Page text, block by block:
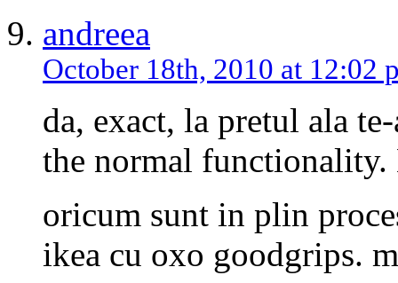
andreea
October 18th, 2010 at 12:02
da, exact, la pretul ala
the normal
oricum sunt in plin
ikea cu oxo goodgrips.